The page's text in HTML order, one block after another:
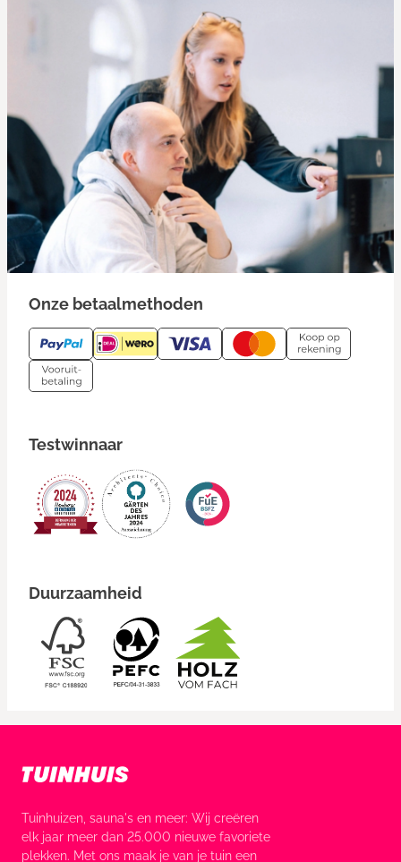
Onze betaalmethoden
Testwinnaar
Duurzaamheid
Tuinhuizen, sauna's en meer: Wij creëren
elk jaar meer dan 25.000 nieuwe favoriete
plekken. Met ons maak je van je tuin een